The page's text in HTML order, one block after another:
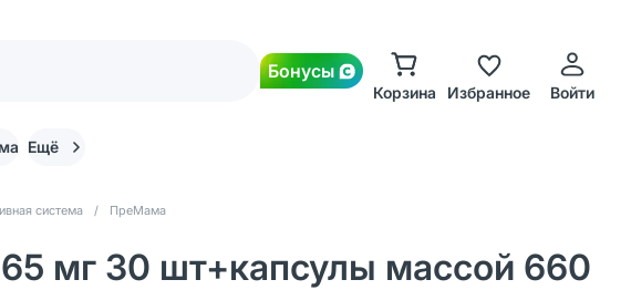
Бонусы
Корзина Избранное Войти
Ещё
система / ПреМама
мг 30 шт+капсулы массой 660